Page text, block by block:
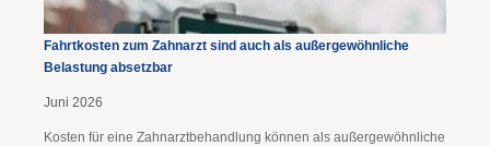
Fahrtkosten zum Zahnarzt sind auch als außergewöhnliche
Belastung absetzbar
Juni 2026
Kosten für eine Zahnarztbehandlung können als außergewöhnliche